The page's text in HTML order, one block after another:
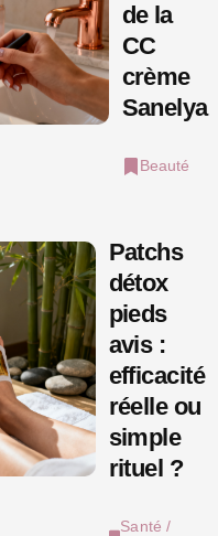
de la
CC
crème
Sanelya
Beauté
Patchs
détox
pieds
avis :
efficacité
réelle ou
simple
rituel ?
Santé /